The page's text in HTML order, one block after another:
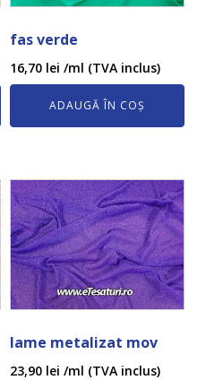
fas verde
16,70 lei /ml (TVA inclus)
ADAUGĂ ÎN COȘ
lame metalizat mov
23,90 lei /ml (TVA inclus)